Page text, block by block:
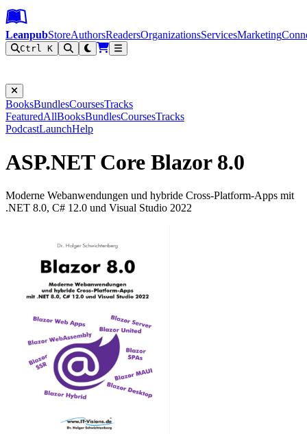
Leanpub Header
Leanpub Navigation
Skip to main content
Go to Leanpub.com
LeanpubStoreAuthorsReadersOrganizationsServicesMarketing
Ctrl K
BooksBundlesCoursesTracks
FeaturedAllBooksBundlesCoursesTracks
PodcastLaunchHelp
ASP.NET Core Blazor 8.0
Moderne Webanwendungen und hybride Cross-Platform-Apps mit
.NET 8.0, C# 12.0 und Visual Studio 2022